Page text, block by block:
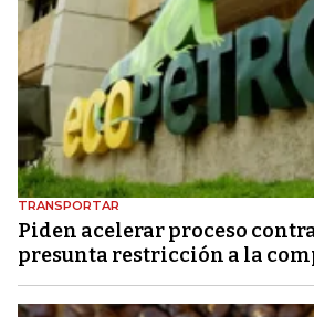
TRANSPORTAR
Piden acelerar proceso
presunta restricción a la